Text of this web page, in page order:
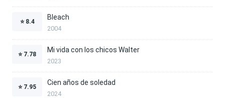
⭐ 8.4
Bleach
2004
⭐ 7.78
Mi vida con los chicos Walter
2023
⭐ 7.95
Cien años de soledad
2024